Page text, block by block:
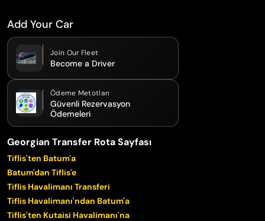
Add Your Car
Join Our Fleet
Become a Driver
Ödeme Metotları
Güvenli Rezervasyon
Ödemeleri
Georgian Transfer Rota Sayfası
Tiflis'ten Batum'a
Batum'dan Tiflis'e
Tiflis Havalimanı Transferi
Tiflis Havalimanı'ndan Batum'a
Tiflis'ten Kutaisi Havalimanı'na